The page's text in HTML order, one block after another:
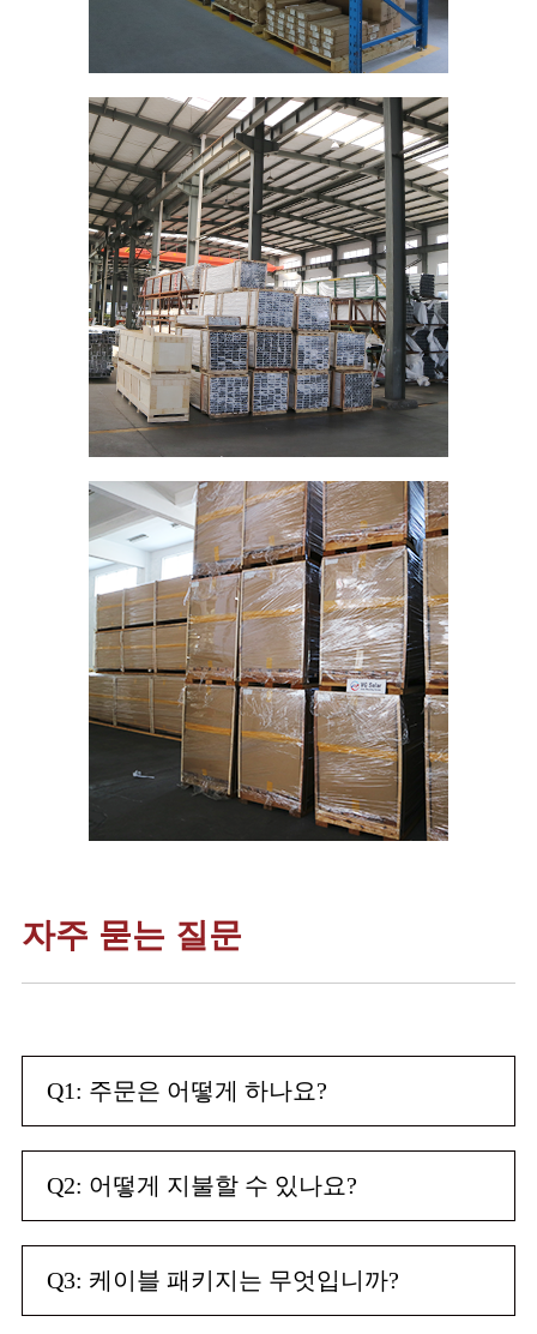
자주 묻는 질문
Q1: 주문은 어떻게 하나요?
Q2: 어떻게 지불할 수 있나요?
Q3: 케이블 패키지는 무엇입니까?